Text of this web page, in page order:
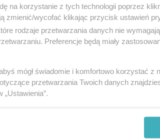
Redakcja serwisu dokłada wszelkich
odpowiedzialności wynikającej z
art. 3 ust 1 ustawy o działalności leczniczej.
na korzystanie z tych technologii poprzez
zmienić/wycofać klikając przycisk ustawień
rodzaje przetwarzania danych nie
Preferencje będą miały
mógł świadomie i komfortowo korzystać z
przetwarzania Twoich danych
„Ustawienia”.